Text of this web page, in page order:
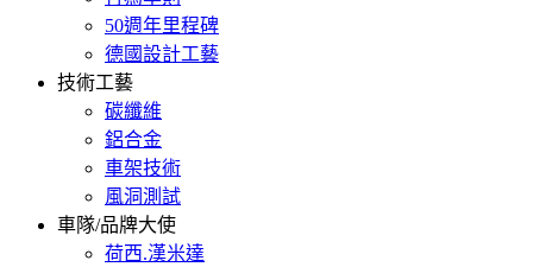
50週年里程碑
德國設計工藝
技術工藝
碳纖維
鋁合金
車架技術
風洞測試
車隊/品牌大使
荷西.漢米達